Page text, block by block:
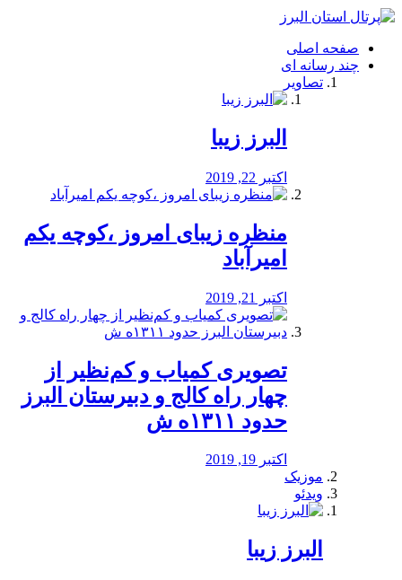
فصد
شرق
تهران
خشکشویی
صفحه اصلی
چند رسانه ای
تصاویر
البرز زیبا
اکتبر 22, 2019
منظره‌‌ زیبای امروز ،کوچه یکم
امیرآباد
اکتبر 21, 2019
️تصویری کمیاب و کم‌نظیر از
چهار راه كالج و دبيرستان البرز
حدود ۱۳۱۱ه ش
اکتبر 19, 2019
موزیک
ویدئو
البرز زیبا